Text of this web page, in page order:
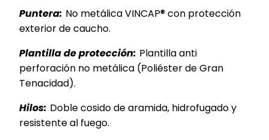
Puntera: No metálica VINCAP® con protección
exterior de caucho.
Plantilla de protección: Plantilla anti
perforación no metálica (Poliéster de Gran
Tenacidad).
Hilos: Doble cosido de aramida, hidrofugado y
resistente al fuego.